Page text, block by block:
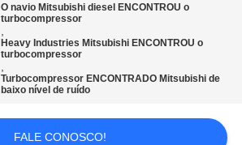
O navio Mitsubishi diesel ENCONTROU o
turbocompressor
,
Heavy Industries Mitsubishi ENCONTROU o
turbocompressor
,
Turbocompressor ENCONTRADO Mitsubishi de
baixo nível de ruído
FALE CONOSCO!